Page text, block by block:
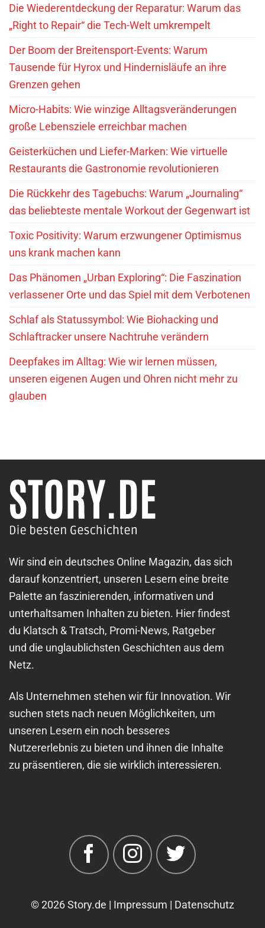
Die Wiederentdeckung der Reparatur: Warum das
„Right to Repair“ die Tech-Welt umkrempelt
Der Boom der Breitensport-Events: Warum
Tausende für Hyrox und Hindernisläufe an ihre
Grenzen gehen
Micro-Habits: Wie winzige Alltagsveränderungen
große Lebensziele erreichbar machen
Geisterküchen und Liefer-Marken: Wie virtuelle
Restaurants die Gastronomie revolutionieren
Die Rückkehr des Tagebuchs: Warum „Journaling“
das beliebteste mentale Workout der Gegenwart ist
Toxic Positivity: Warum erzwungener Optimismus
uns krank machen kann
Das Phänomen „Urban Exploring“: Die Faszination
verlassener Orte und das Spiel mit dem Verbotenen
Schlaf als Statussymbol: Wie Biohacking und
Schlaftracker unsere Nachtruhe verändern
Deepfakes im Alltag: Wie wir lernen müssen,
unseren eigenen Augen und Ohren nicht mehr zu
glauben
Wir sind ein deutsches Online Magazin, das sich
darauf konzentriert, unseren Lesern eine breite
Palette an faszinierenden, informativen und
unterhaltsamen Inhalten zu bieten. Hier findest
du Klatsch & Tratsch, Promi-News, Ratgeber
und die unglaublichsten Geschichten aus dem
Netz.
Als Unternehmen stehen wir für Innovation. Wir
suchen stets nach neuen Möglichkeiten, um
unseren Lesern ein noch besseres
Nutzererlebnis zu bieten und ihnen die Inhalte
zu präsentieren, die sie wirklich interessieren.
© 2026 Story.de | Impressum | Datenschutz